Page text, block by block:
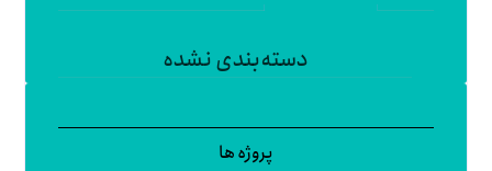
دسته‌بندی نشده
پروژه ها